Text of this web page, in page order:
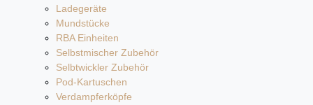
Ladegeräte
Mundstücke
RBA Einheiten
Selbstmischer Zubehör
Selbtwickler Zubehör
Pod-Kartuschen
Verdampferköpfe